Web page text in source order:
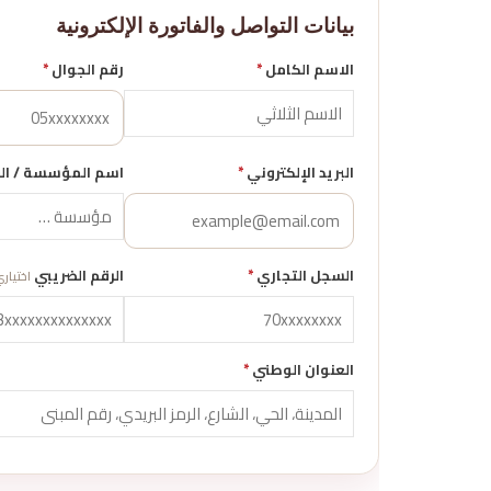
بيانات التواصل والفاتورة الإلكترونية
الاسم الكامل* رقم الجوال*
البريد الإلكتروني* اسم المؤسسة /
السجل التجاري* الرقم الضريبي
العنوان الوطني*